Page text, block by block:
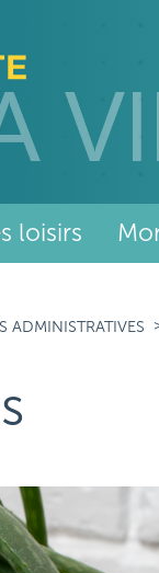
loisirs
ADMINISTRATIVES